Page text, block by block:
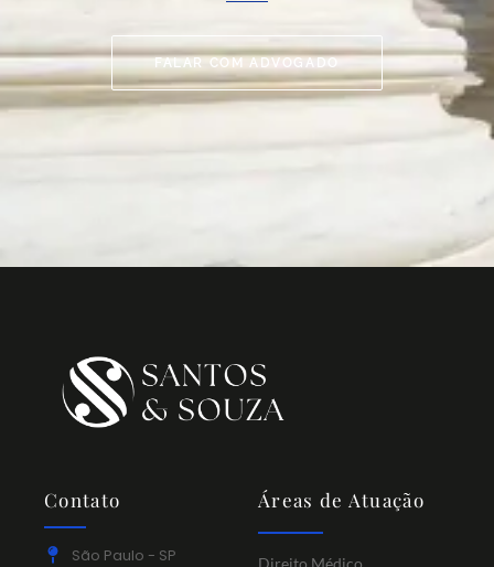
FALAR COM ADVOGADO
Contato
São Paulo - SP
Áreas de Atuação
Direito Médico